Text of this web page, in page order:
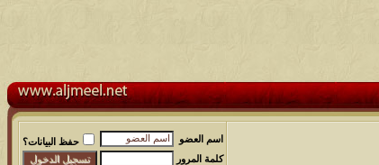
اسم العضو
حفظ البيانات؟
كلمة المرور